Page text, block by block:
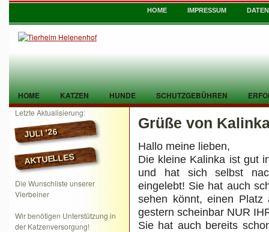
HOME IMPRESSUM
HOME KATZEN HUNDE SCHUTZGEBÜHREN
TIER GEFUNDEN KONTAKT
Letzte Aktualisierung:
JULI ’26
AKTUELLES
Die Wunschliste unserer
Vierbeiner
Wir benötigen Unterstützung in
der Katzenversorgung!
Grüße von
Hallo meine lieben,
Die kleine Kalinka ist gut
und hat sich selbst
eingelebt! Sie hat auch
sehen könnt, einen
gestern scheinbar NUR
Sie hat auch bereits